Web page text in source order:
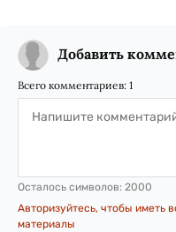
Добавить
Всего комментариев: 1
Осталось символов: 2000
Авторизуйтесь, чтобы иметь
материалы